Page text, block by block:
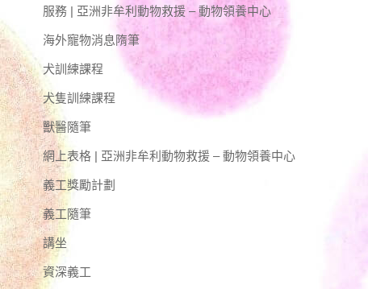
服務 | 亞洲非牟利動物救援 – 動物領養中心
海外寵物消息隋筆
犬訓練課程
犬隻訓練課程
獸醫隨筆
網上表格 | 亞洲非牟利動物救援 – 動物領養中心
義工獎勵計劃
義工隨筆
講坐
資深義工